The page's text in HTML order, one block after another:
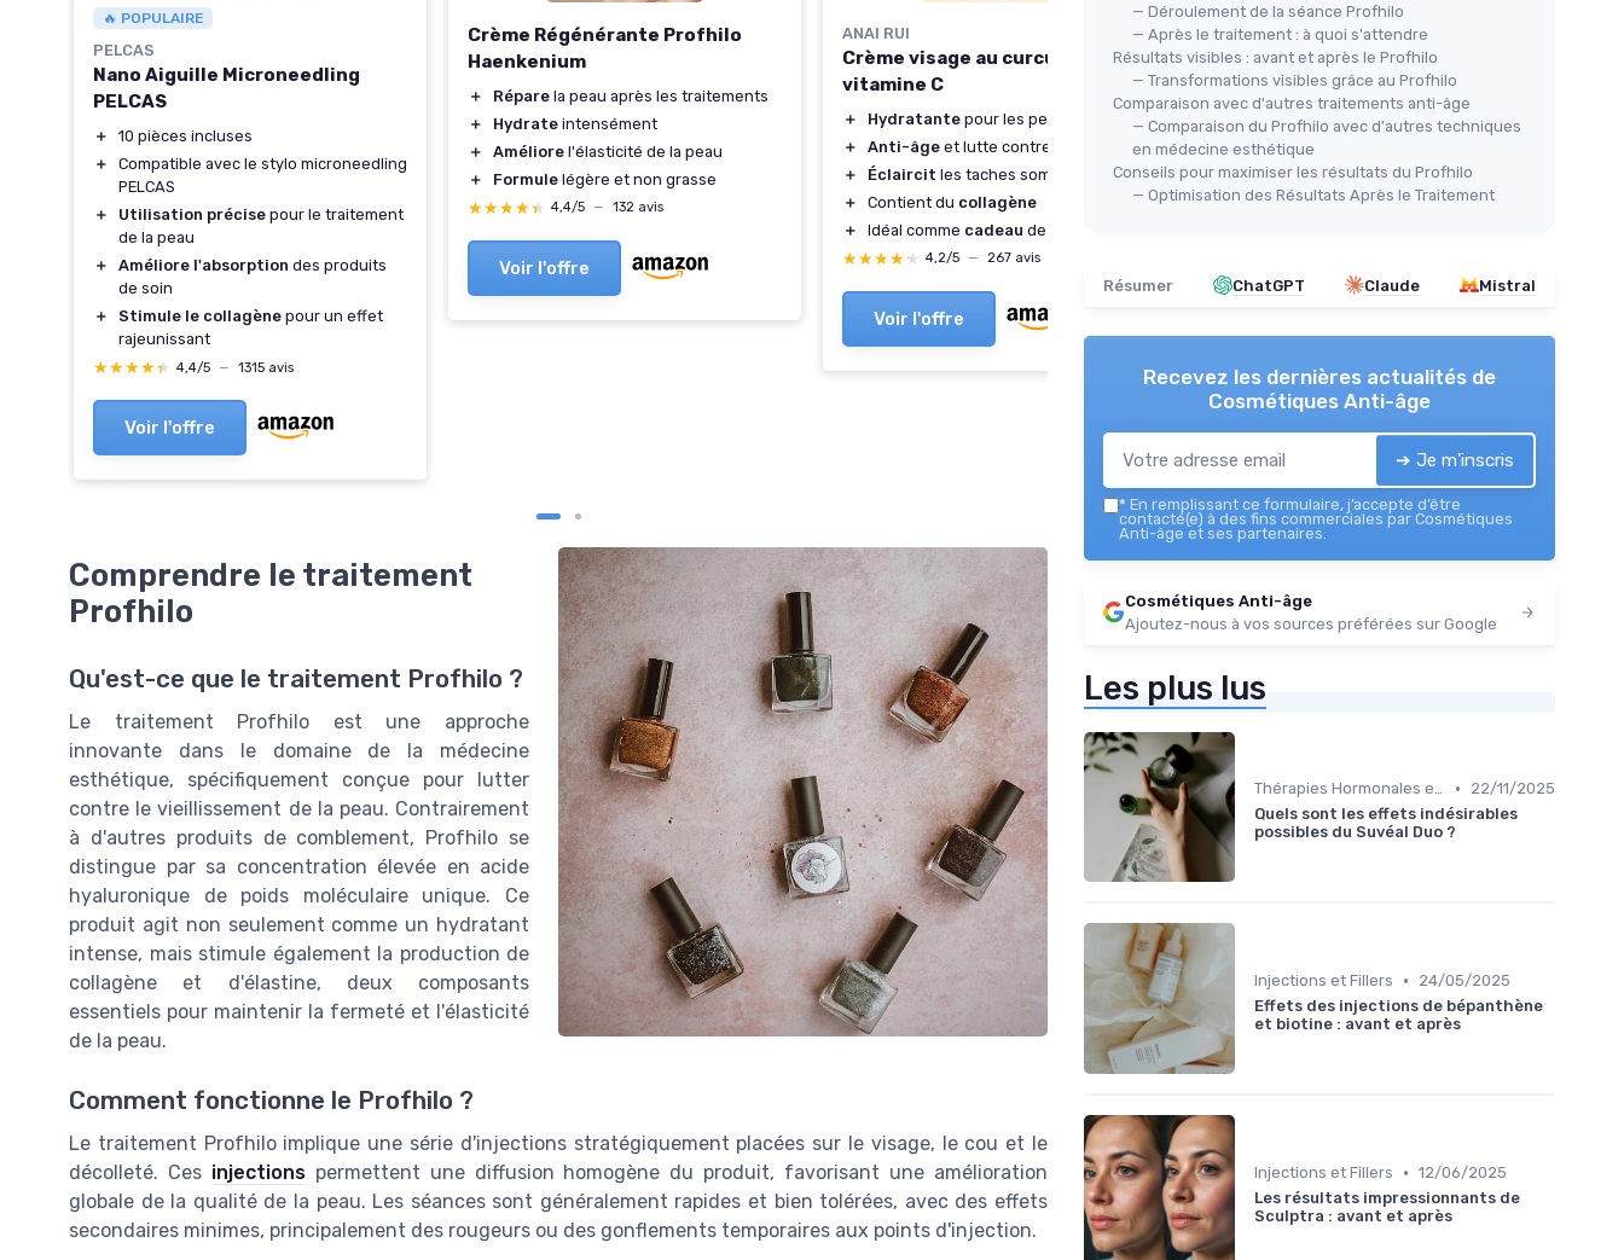
🔥 POPULAIRE
PELCAS
Nano Aiguille Microneedling
PELCAS
＋
10 pièces incluses
＋
Compatible avec le stylo microneedling
PELCAS
＋
Utilisation précise pour le traitement
de la peau
＋
Améliore l'absorption des produits
de soin
＋
Stimule le collagène pour un effet
rajeunissant
★★★★★
★★★★★ 4,4/5 — 1315 avis
Voir l'offre
Crème Régénérante Profhilo
Haenkenium
＋ Répare la peau après les traitements
＋
Hydrate intensément
＋
Améliore l'élasticité de la peau
＋
Formule légère et non grasse
★★★★★
★★★★★ 4,4/5 — 132 avis
Voir l'offre
ANAI RUI
Crème visage au curcuma et
vitamine C
＋ Hydratante pour les peaux sèches
＋
Anti-âge et lutte contre les rides
＋
Éclaircit les taches sombres
＋
Contient du collagène
＋
Idéal comme cadeau de Noël
★★★★★
★★★★★ 4,2/5 — 267 avis
Voir l'offre
BESTAUTY
Stylos de Microneedling Dr - pen
M8S
＋ Sans filpour une meilleure liberté de
mouvement
＋
Écran LCD pour un contrôle facile
＋
Chargement Type-Crapide et
＋ Cadeau idéal pour femmes, mères,
Voir l'offre
Comprendre le traitement
Profhilo
Qu'est-ce que le traitement Profhilo ?
Le traitement Profhilo est une approche
innovante dans le domaine de la médecine
esthétique, spécifiquement conçue pour lutter
contre le vieillissement de la peau. Contrairement
à d'autres produits de comblement, Profhilo se
distingue par sa concentration élevée en acide
hyaluronique de poids moléculaire unique. Ce
produit agit non seulement comme un hydratant
intense, mais stimule également la production de
collagène et d'élastine, deux composants
essentiels pour maintenir la fermeté et l'élasticité
de la peau.
Comment fonctionne le Profhilo ?
Le traitement Profhilo implique une série d'injections stratégiquement placées sur le visage, le cou et le
décolleté. Ces injectionspermettent une diffusion homogène du produit, favorisant une amélioration
globale de la qualité de la peau. Les séances sont généralement rapides et bien tolérées, avec des effets
secondaires minimes, principalement des rougeurs ou des gonflements temporaires aux points d'injection.
— Déroulement de la séance Profhilo
— Après le traitement : à quoi s'attendre
Résultats visibles : avant et après le Profhilo
— Transformations visibles grâce au Profhilo
Comparaison avec d'autres traitements anti-âge
— Comparaison du Profhilo avec d'autres techniques
en médecine esthétique
Conseils pour maximiser les résultats du Profhilo
— Optimisation des Résultats Après le Traitement
Résumer ChatGPT Claude Mistral
Recevez les dernières actualités de
Cosmétiques Anti-âge
➔ Je m'inscris
* En remplissant ce formulaire, j’accepte d’être
contacté(e) à des fins commerciales par Cosmétiques
Anti-âge et ses partenaires.
Cosmétiques Anti-âge
Ajoutez-nous à vos sources préférées sur Google
Les plus lus
Thérapies Hormonales et Alternatives •
22/11/2025
Quels sont les effets indésirables
possibles du Suvéal Duo ?
Injections et Fillers •
24/05/2025
Effets des injections de bépanthène
et biotine : avant et après
Injections et Fillers • 12/06/2025
Les résultats impressionnants de
Sculptra : avant et après